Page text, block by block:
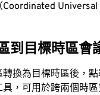
到目標時區會
轉換為目標時區後，
，可用於跨兩個時區